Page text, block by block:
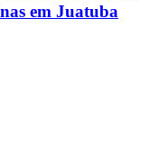
em Juatuba